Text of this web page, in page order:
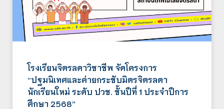
โรงเรียนจิตรลดาวิชาชีพ จัดโครงการ
“ปฐมนิเทศและค่ายกระชับมิตรจิตรลดา
นักเรียนใหม่ ระดับ ปวช. ชั้นปีที่ 1 ประจำปีการ
ศึกษา 2568”